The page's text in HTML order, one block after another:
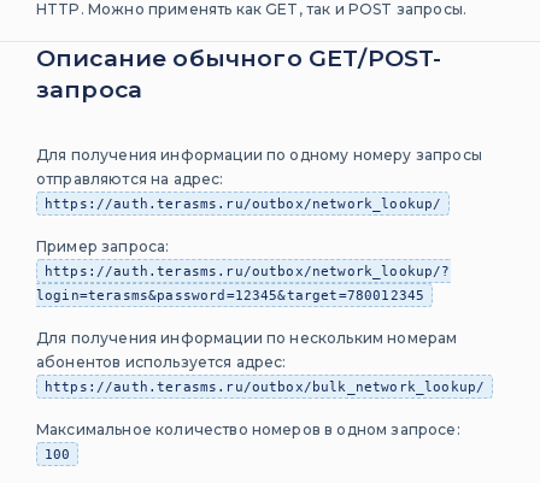
SOAP-
протокол
«Kаскадные»
Голосовые
сообщения
Mobile ID
(Мобильный ID)
Коды
Telegram
ВКонтакте
E-mail
HTTP. Можно применять как GET, так и POST запросы.
Описание обычного GET/POST-
запроса
Для получения информации по одному номеру запросы
отправляются на адрес:
https://auth.terasms.ru/outbox/network_lookup/
Пример запроса:
https://auth.terasms.ru/outbox/network_lookup/?
login=terasms&password=12345&target=780012345
Для получения информации по нескольким номерам
абонентов используется адрес:
https://auth.terasms.ru/outbox/bulk_network_lookup/
Максимальное количество номеров в одном запросе:
100